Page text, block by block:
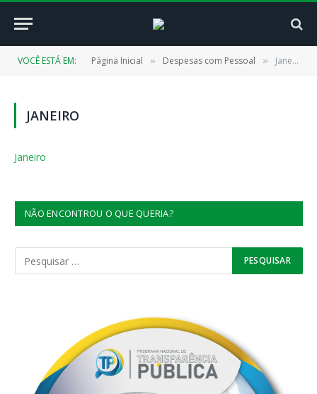
VOCÊ ESTÁ EM: Página Inicial » Despesas com Pessoal » Janeiro
JANEIRO
Janeiro
NÃO ENCONTROU O QUE QUERIA?